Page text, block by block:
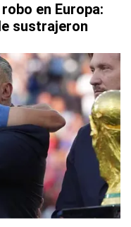
en Europa:
sustrajeron